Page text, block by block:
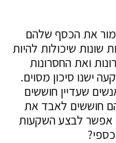
את הכסף שלהם
שיכולות להיות
ואת החסרונות
ישנו סיכון מסוים.
שעדיין חוששים
חוששים לאבד את
אפשר לבצע השקעות